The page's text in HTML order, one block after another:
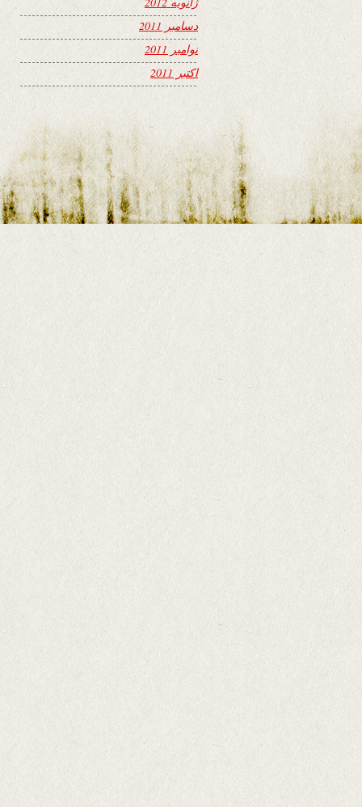
دسامبر 2011
نوامبر 2011
اکتبر 2011